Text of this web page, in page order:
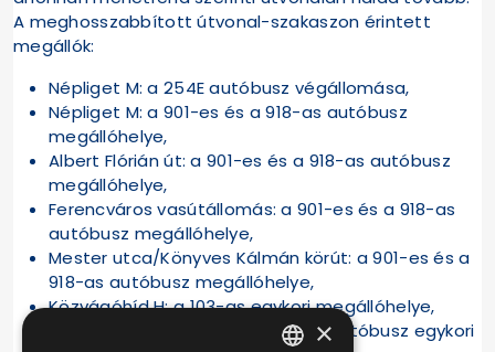
A meghosszabbított útvonal-szakaszon érintett
megállók:
Népliget M: a 254E autóbusz végállomása,
Népliget M: a 901-es és a 918-as autóbusz
megállóhelye,
Albert Flórián út: a 901-es és a 918-as autóbusz
megállóhelye,
Ferencváros vasútállomás: a 901-es és a 918-as
autóbusz megállóhelye,
Mester utca/Könyves Kálmán körút: a 901-es és a
918-as autóbusz megállóhelye,
Közvágóhíd H: a 103-as egykori megállóhelye,
Pázmány Péter sétány: a 103-as autóbusz egykori
×